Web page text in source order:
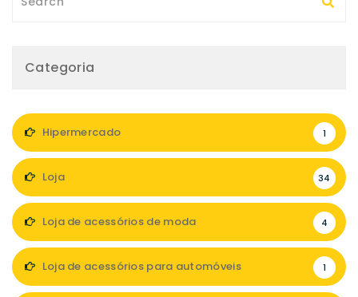
Categoria
Hipermercado 1
Loja 34
Loja de acessórios de moda 4
Loja de acessórios para automóveis 1